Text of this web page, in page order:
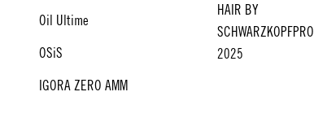
Oil Ultime
OSiS
IGORA ZERO AMM
HAIR BY
SCHWARZKOPFPRO
2025